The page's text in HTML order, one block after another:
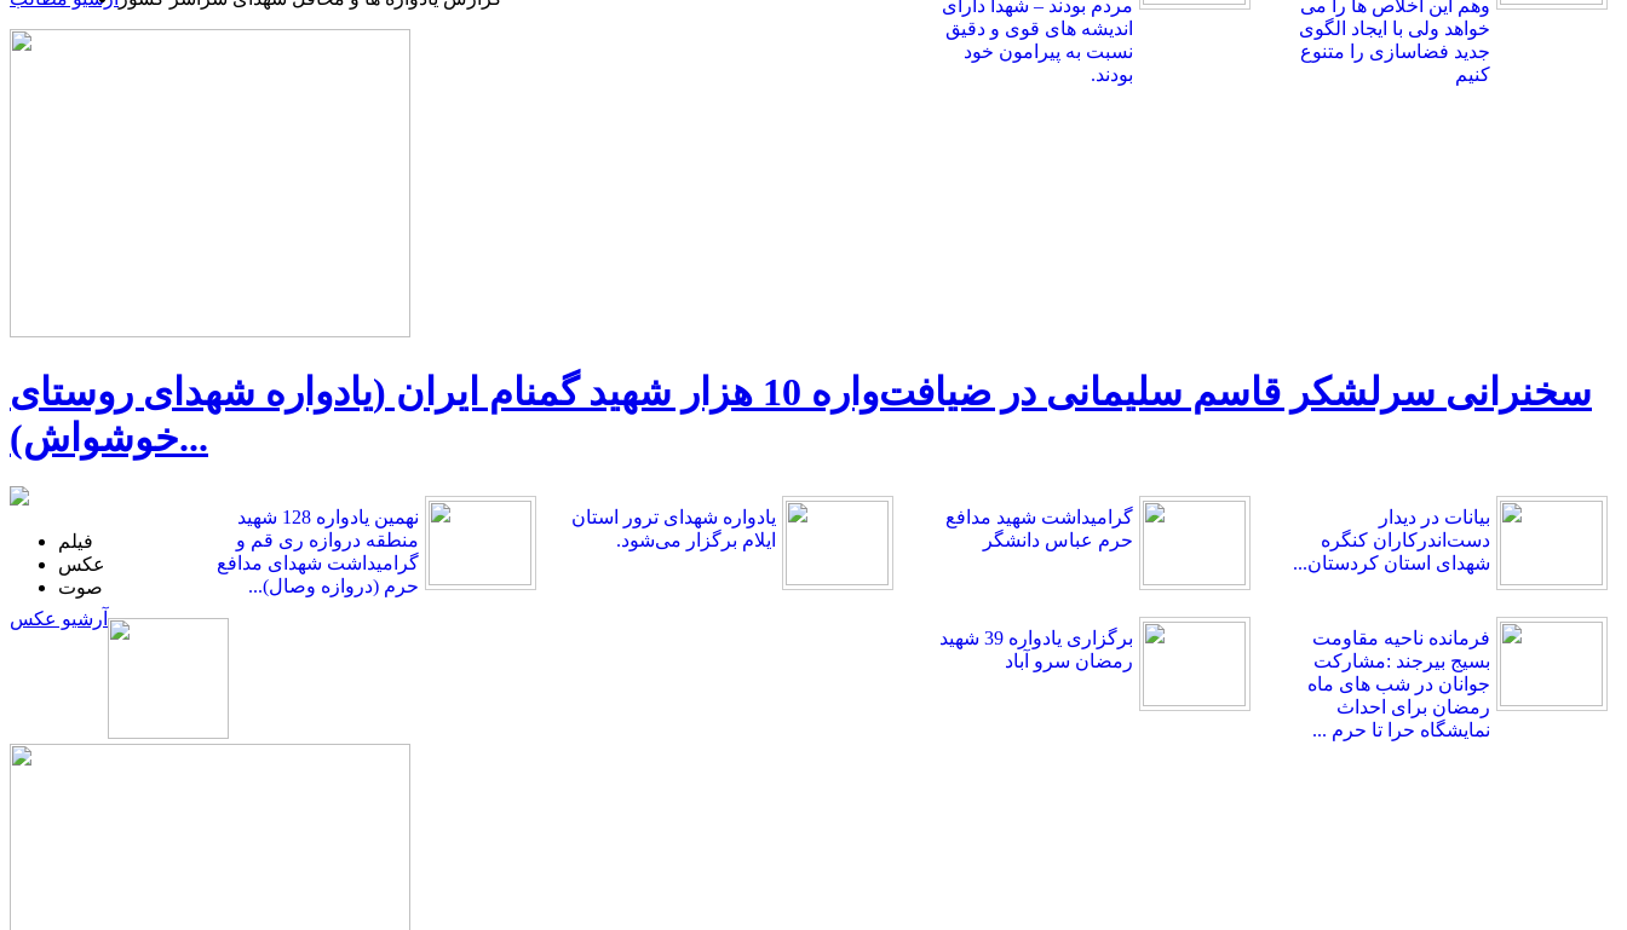
وهم این اخلاص ها را می
خواهد ولی با ایجاد الگوی
جدید فضاسازی را متنوع
کنیم
مردم بودند – شهدا دارای
اندیشه های قوی و دقیق
نسبت به پیرامون خود
بودند.
سخنرانی سرلشکر قاسم سلیمانی در ضیافت‌واره 10 هزار شهید گمنام ایران (یادواره شهدای روستای
خوشواش)...
بیانات در دیدار
دست‌اندرکاران کنگره
شهدای استان کردستان...
گرامیداشت شهید مدافع
حرم عباس دانشگر
یادواره شهدای ترور استان
ایلام برگزار می‌شود.
نهمین یادواره 128 شهید
منطقه دروازه ری قم و
گرامیداشت شهدای مدافع
حرم (دروازه وصال)...
فرمانده ناحیه مقاومت
بسیج بیرجند :مشارکت
جوانان در شب های ماه
رمضان برای احداث
نمایشگاه حرا تا حرم ...
برگزاری یادواره 39 شهید
رمضان سرو آباد
آرشیو عکس
فیلم
عکس
صوت